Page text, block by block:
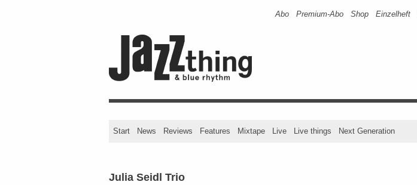
Abo Premium-Abo Shop Einzelheft
Start News Reviews Features Mixtape Live Live things Next Generation
Julia Seidl Trio